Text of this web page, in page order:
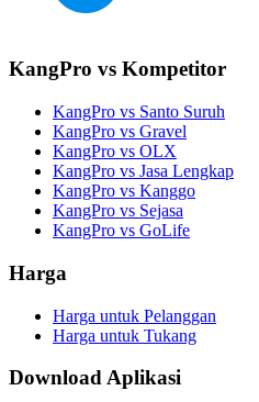
KangPro vs Kompetitor
KangPro vs Santo Suruh
KangPro vs Gravel
KangPro vs OLX
KangPro vs Jasa Lengkap
KangPro vs Kanggo
KangPro vs Sejasa
KangPro vs GoLife
Harga
Harga untuk Pelanggan
Harga untuk Tukang
Download Aplikasi